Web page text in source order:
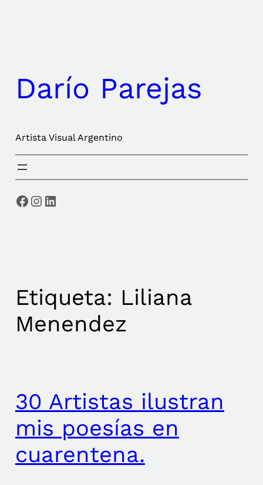
Darío Parejas
Artista Visual Argentino
Facebook Instagram LinkedIn
Etiqueta: Liliana
Menendez
30 Artistas ilustran
mis poesías en
cuarentena.